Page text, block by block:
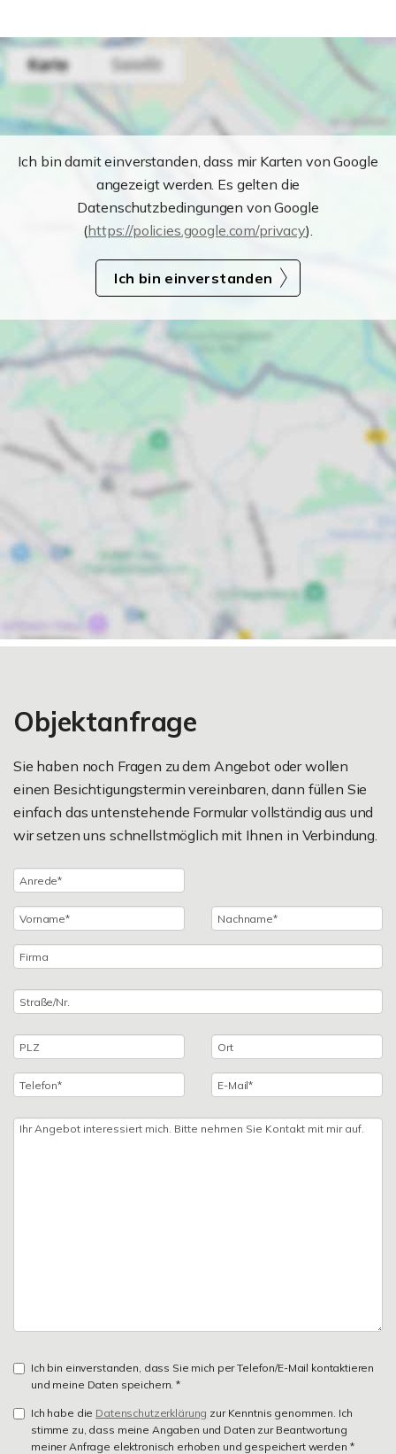
Ich bin damit einverstanden, dass mir Karten von Google
angezeigt werden. Es gelten die
Datenschutzbedingungen von Google
(https://policies.google.com/privacy).
Ich bin einverstanden
Objektanfrage
Sie haben noch Fragen zu dem Angebot oder wollen
einen Besichtigungstermin vereinbaren, dann füllen Sie
einfach das untenstehende Formular vollständig aus und
wir setzen uns schnellstmöglich mit Ihnen in Verbindung.
Ich bin einverstanden, dass Sie mich per Telefon/E-Mail kontaktieren
und meine Daten speichern. *
Ich habe die Datenschutzerklärung zur Kenntnis genommen. Ich
stimme zu, dass meine Angaben und Daten zur Beantwortung
meiner Anfrage elektronisch erhoben und gespeichert werden *